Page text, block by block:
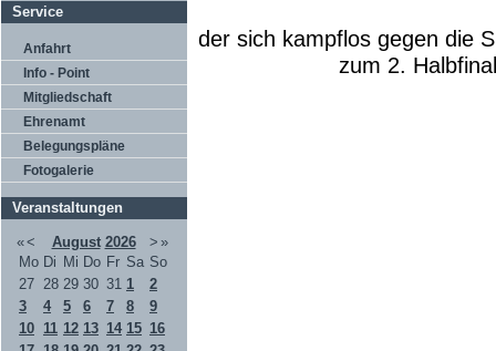
Service
Anfahrt
Info - Point
Mitgliedschaft
Ehrenamt
Belegungspläne
Fotogalerie
Veranstaltungen
«< August 2026 > »
Mo Di Mi Do Fr Sa So
27 28 29 30 31 1
2
3
4 5 6 7 8
9
10 11 12 13 14 15 16
der sich kampflos gegen die
zum 2.